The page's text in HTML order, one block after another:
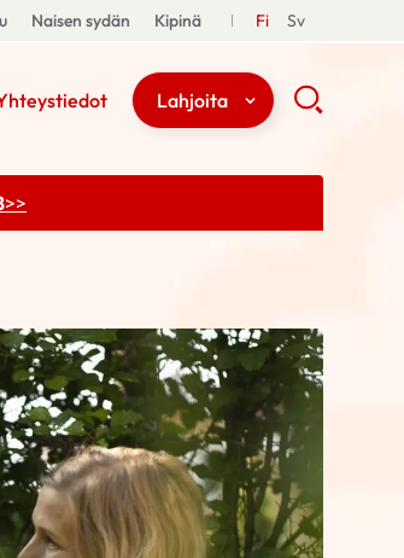
Naisen sydän Kipinä Fi Sv
Lahjoita
>>